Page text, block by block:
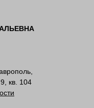
кв. 104